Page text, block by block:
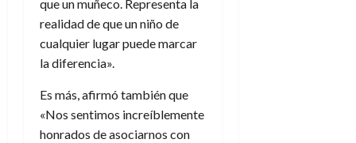
que un muñeco. Representa la
realidad de que un niño de
cualquier lugar puede marcar
la diferencia».
Es más, afirmó también que
«Nos sentimos increíblemente
honrados de asociarnos con